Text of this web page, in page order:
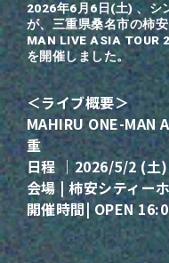
2026年6月6日(土) 、シ
が、三重県桑名市の柿
MAN LIVE ASIA TOUR
を開催しました。
＜ライブ概要＞
MAHIRU ONE-MAN
重
日程 ｜2026/5/2 (土)
会場 | 柿安シティー
開催時間| OPEN